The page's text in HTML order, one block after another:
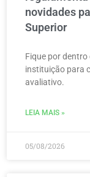
novidades
Superior
Fique por dentro
instituição para
avaliativo.
LEIA MAIS »
05/08/2026